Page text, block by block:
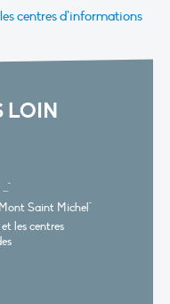
centres d’informations
LOIN
Saint Michel"
les centres